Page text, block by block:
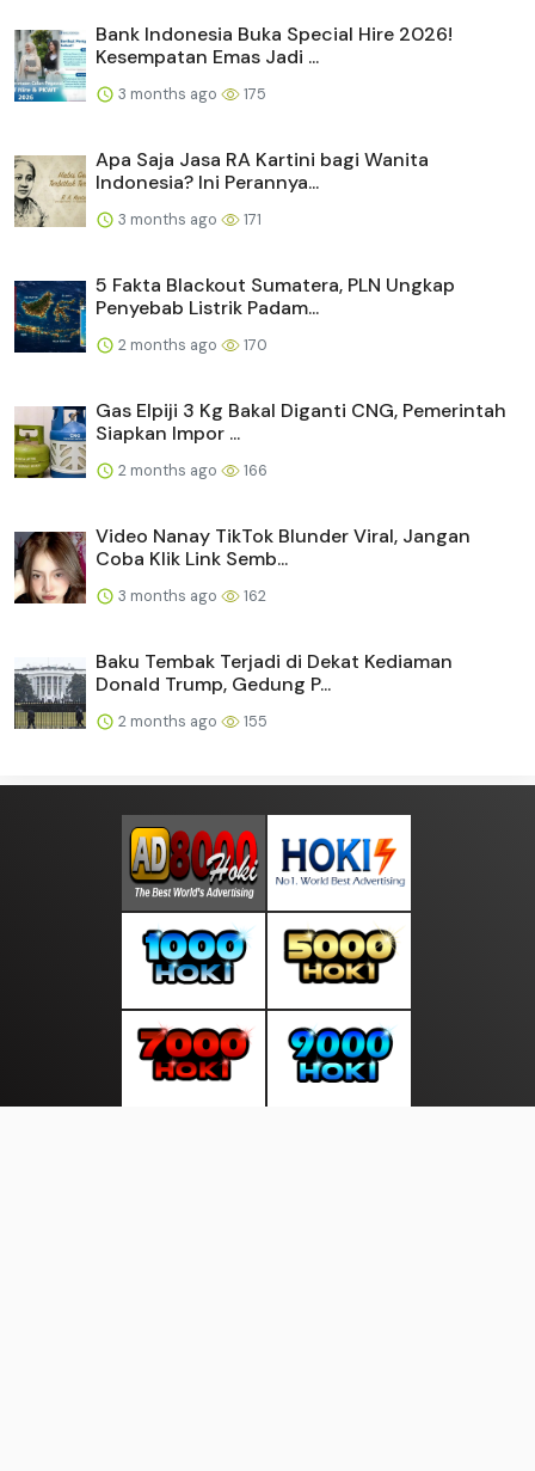
Bank Indonesia Buka Special Hire 2026!
Kesempatan Emas Jadi ...
3 months ago 175
Apa Saja Jasa RA Kartini bagi Wanita
Indonesia? Ini Perannya...
3 months ago 171
5 Fakta Blackout Sumatera, PLN Ungkap
Penyebab Listrik Padam...
2 months ago 170
Gas Elpiji 3 Kg Bakal Diganti CNG, Pemerintah
Siapkan Impor ...
2 months ago 166
Video Nanay TikTok Blunder Viral, Jangan
Coba Klik Link Semb...
3 months ago 162
Baku Tembak Terjadi di Dekat Kediaman
Donald Trump, Gedung P...
2 months ago 155